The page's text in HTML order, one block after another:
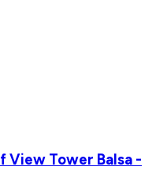
View Tower Balsa -